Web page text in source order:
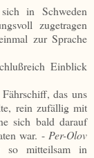
in Schweden
zugetragen
zur Sprache
Einblick
das uns
rein zufällig mit
sich bald darauf
war. - Per-Olov
so mitteilsam in